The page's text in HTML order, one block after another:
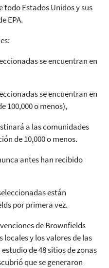
todo Estados Unidos y sus
EPA.
se encuentran en
se encuentran en
100,000 o menos),
a las comunidades
de 10,000 o menos.
antes han recibido
están
por primera vez.
de Brownfields
y los valores de las
de 48 sitios de zonas
que se generaron